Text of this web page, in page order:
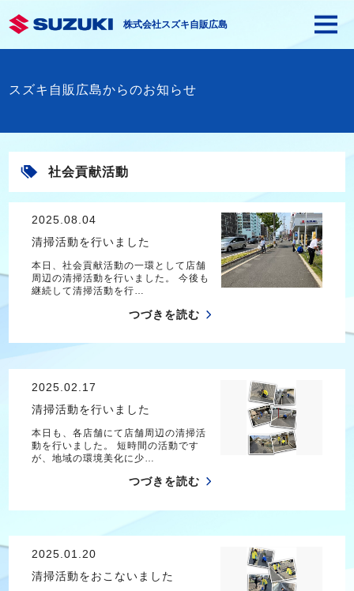
株式会社スズキ自販広島
スズキ自販広島からのお知らせ
社会貢献活動
2025.08.04
清掃活動を行いました
本日、社会貢献活動の一環として店舗
周辺の清掃活動を行いました。 今後も
継続して清掃活動を行…
つづきを読む
2025.02.17
清掃活動を行いました
本日も、各店舗にて店舗周辺の清掃活
動を行いました。 短時間の活動です
が、地域の環境美化に少…
つづきを読む
2025.01.20
清掃活動をおこないました